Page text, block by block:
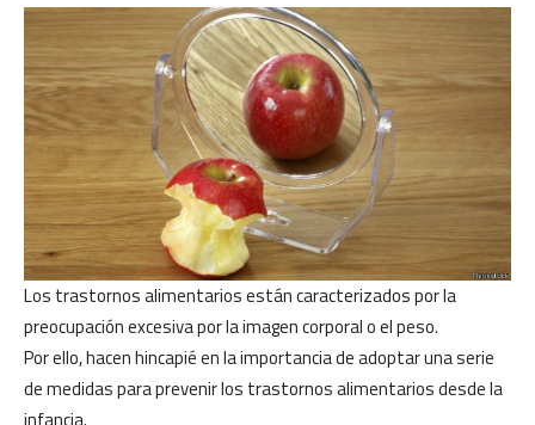
Los trastornos alimentarios están caracterizados por la
preocupación excesiva por la imagen corporal o el peso.
Por ello, hacen hincapié en la importancia de adoptar una serie
de medidas para prevenir los trastornos alimentarios desde la
infancia.